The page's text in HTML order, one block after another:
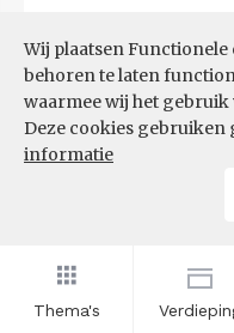
Thema's
Wij plaatsen Functionele
behoren te laten
waarmee wij het
Deze cookies gebruiken
informatie